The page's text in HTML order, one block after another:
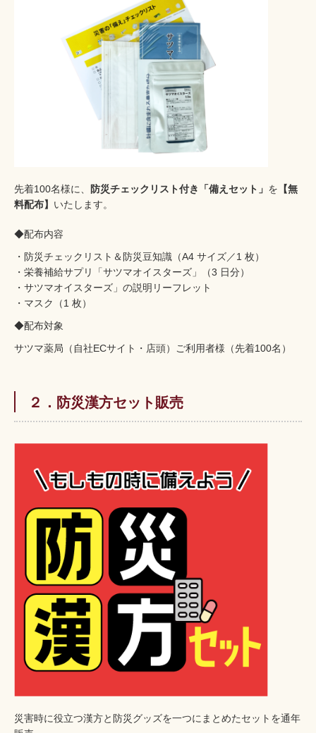
先着100名様に、 防災チェックリスト付き「備えセット」 を 【無
料配布】 いたします。
◆配布内容
・防災チェックリスト＆防災豆知識（A4 サイズ／1 枚）
・栄養補給サプリ「サツマオイスターズ」（3 日分）
・サツマオイスターズ」の説明リーフレット
・マスク（1 枚）
◆配布対象
サツマ薬局（自社ECサイト・店頭）ご利用者様（先着100名）
２．防災漢方セット販売
災害時に役立つ漢方と防災グッズを一つにまとめたセットを通年